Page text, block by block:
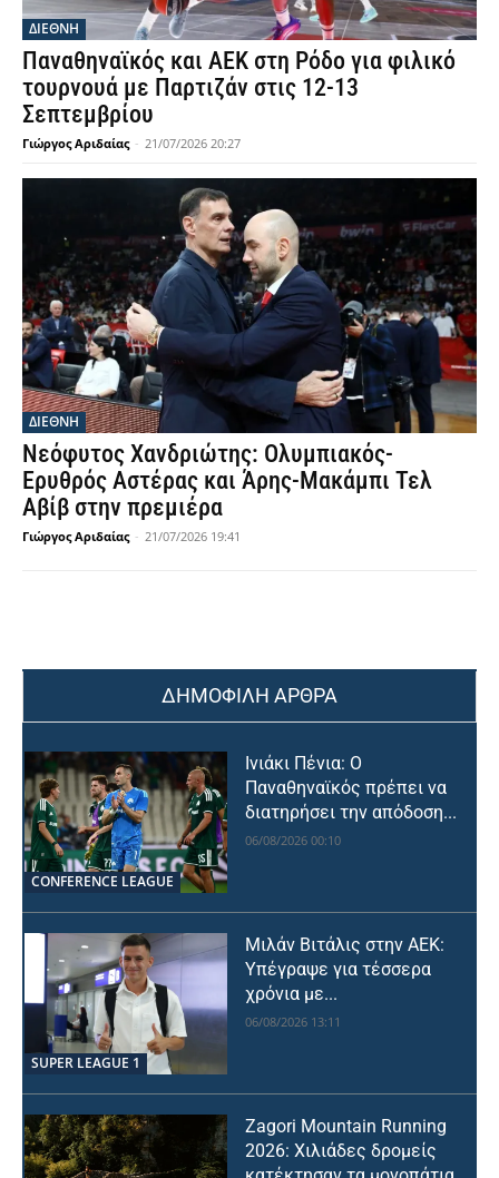
ΔΙΕΘΝΗ
Παναθηναϊκός και ΑΕΚ στη Ρόδο για φιλικό
τουρνουά με Παρτιζάν στις 12-13
Σεπτεμβρίου
Γιώργος Αριδαίας - 21/07/2026 20:27
ΔΙΕΘΝΗ
Νεόφυτος Χανδριώτης: Ολυμπιακός-
Ερυθρός Αστέρας και Άρης-Μακάμπι Τελ
Αβίβ στην πρεμιέρα
Γιώργος Αριδαίας - 21/07/2026 19:41
ΔΗΜΟΦΙΛΗ ΑΡΘΡΑ
CONFERENCE LEAGUE
Ινιάκι Πένια: Ο
Παναθηναϊκός πρέπει να
διατηρήσει την απόδοση...
06/08/2026 00:10
SUPER LEAGUE 1
Μιλάν Βιτάλις στην ΑΕΚ:
Υπέγραψε για τέσσερα
χρόνια με...
06/08/2026 13:11
Zagori Mountain Running
2026: Χιλιάδες δρομείς